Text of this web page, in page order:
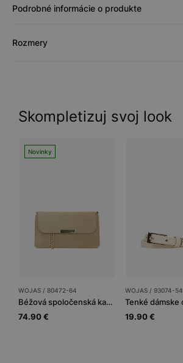
Podrobné informácie o produkte
Rozmery
Skompletizuj svoj look
Novinky
WOJAS / 80472-64
Béžová spoločenská kabelka so zlatou retiazkou
74.90 €
WOJAS / 93074-54
19.90 €